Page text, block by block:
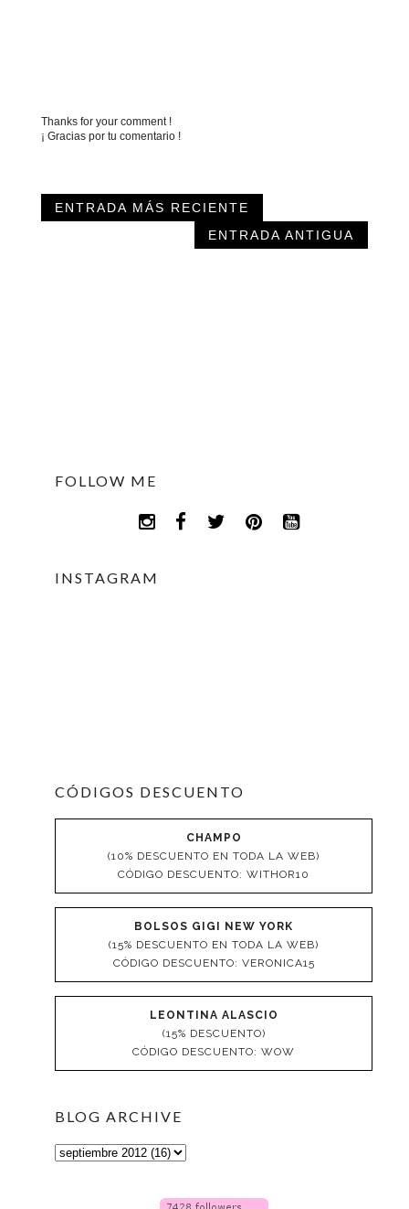
Thanks for your comment !
¡ Gracias por tu comentario !
ENTRADA MÁS RECIENTE
ENTRADA ANTIGUA
FOLLOW ME
INSTAGRAM
CÓDIGOS DESCUENTO
CHAMPO
(10% DESCUENTO EN TODA LA WEB)
CÓDIGO DESCUENTO: WITHOR10
BOLSOS GIGI NEW YORK
(15% DESCUENTO EN TODA LA WEB)
CÓDIGO DESCUENTO: VERONICA15
LEONTINA ALASCIO
(15% DESCUENTO)
CÓDIGO DESCUENTO: WOW
BLOG ARCHIVE